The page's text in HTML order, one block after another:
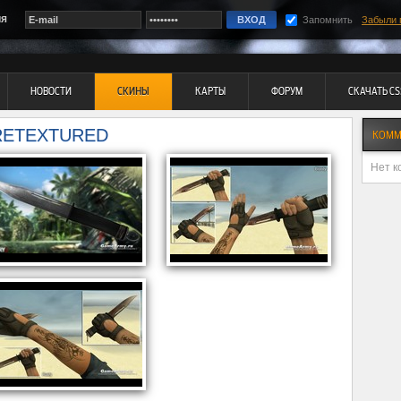
Запомнить Забыли
НОВОСТИ СКИНЫ КАРТЫ ФОРУМ СКАЧАТЬ
Нет